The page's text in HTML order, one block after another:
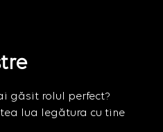
găsit rolul perfect?
lua legătura cu tine